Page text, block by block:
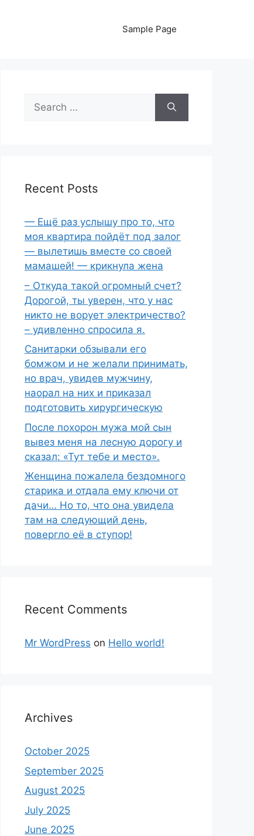
Sample Page
Search
for:
Recent Posts
— Ещё раз услышу про то, что
моя квартира пойдёт под залог
— вылетишь вместе со своей
мамашей! — крикнула жена
– Откуда такой огромный счет?
Дорогой, ты уверен, что у нас
никто не ворует электричество?
– удивленно спросила я.
Санитарки обзывали его
бомжом и не желали принимать,
но врач, увидев мужчину,
наорал на них и приказал
подготовить хирургическую
После похорон мужа мой сын
вывез меня на лесную дорогу и
сказал: «Тут тебе и место».
Женщина пожалела бездомного
старика и отдала ему ключи от
дачи… Но то, что она увидела
там на следующий день,
повергло её в ступор!
Recent Comments
Mr WordPress on Hello world!
Archives
October 2025
September 2025
August 2025
July 2025
June 2025